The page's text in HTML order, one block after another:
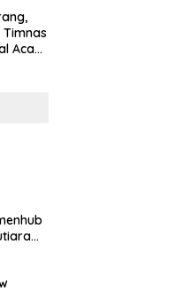
Acak-